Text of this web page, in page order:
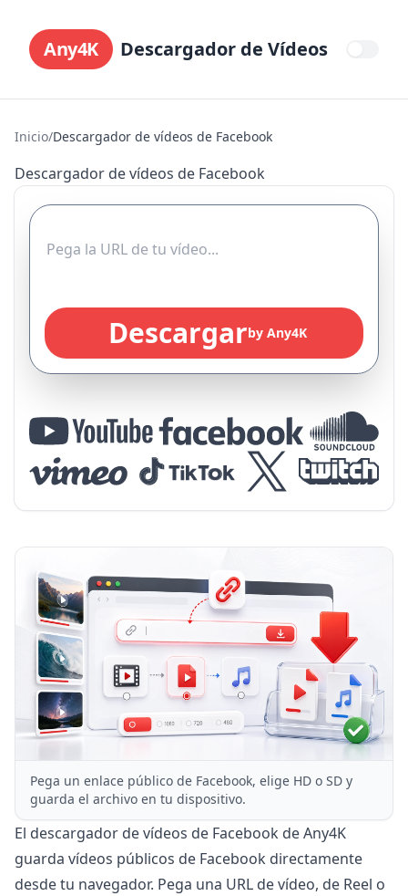
Any4K Descargador de Vídeos
Inicio/Descargador de vídeos de Facebook
Descargador de vídeos de Facebook
Descargarby Any4K
Pega un enlace público de Facebook, elige HD o SD y
guarda el archivo en tu dispositivo.
El descargador de vídeos de Facebook de Any4K
guarda vídeos públicos de Facebook directamente
desde tu navegador. Pega una URL de vídeo, de Reel o